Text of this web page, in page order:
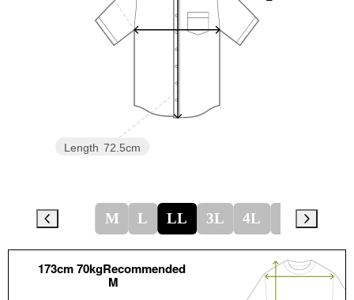
Length 72.5cm
M L LL 3L 4L
173cm 70kgRecommended
M